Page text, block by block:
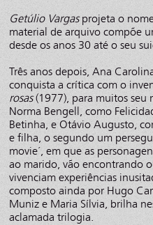
Getúlio Vargasprojeta o
material de arquivo compõe
desde os anos 30 até o seu
Três anos depois, Ana
conquista a crítica com o
rosas(1977), para muitos seu
Norma Bengell, como
Betinha, e Otávio Augusto,
e filha, o segundo um
movie´, em que as
ao marido, vão encontrando
vivenciam experiências
composto ainda por Hugo
Muniz e Maria Sílvia, brilha
aclamada trilogia.